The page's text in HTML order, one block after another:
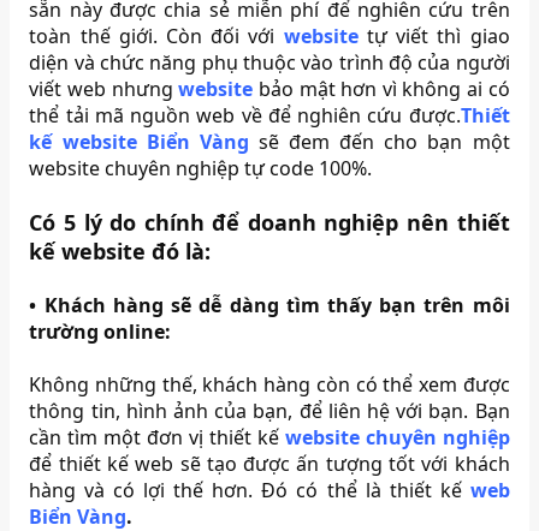
sẵn này được chia sẻ miễn phí để nghiên cứu trên
toàn thế giới. Còn đối với websitetự viết thì giao
diện và chức năng phụ thuộc vào trình độ của người
viết web nhưngwebsite bảo mật hơn vì không ai có
thể tải mã nguồn web về để nghiên cứu được.Thiết
kế website Biển Vàng sẽ đem đến cho bạn một
website chuyên nghiệp tự code 100%.
Có 5 lý do chính để doanh nghiệp nên thiết
kế website đó là:
• Khách hàng sẽ dễ dàng tìm thấy bạn trên môi
trường online:
Không những thế, khách hàng còn có thể xem được
thông tin, hình ảnh của bạn, để liên hệ với bạn. Bạn
cần tìm một đơn vị thiết kế website chuyên nghiệp
để thiết kế web sẽ tạo được ấn tượng tốt với khách
hàng và có lợi thế hơn. Đó có thể là thiết kế web
Biển Vàng.